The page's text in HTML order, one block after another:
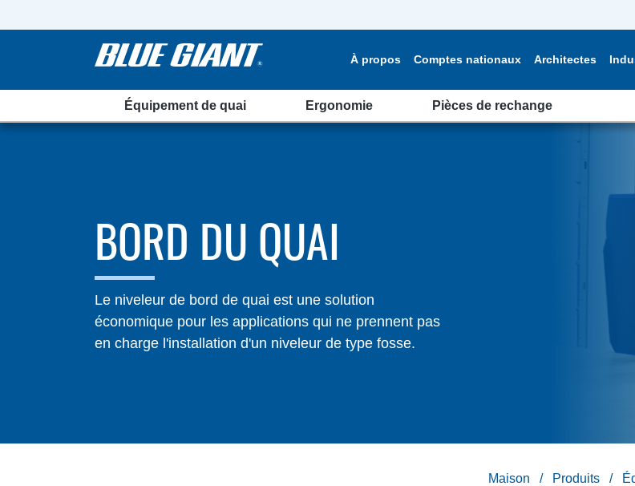
À propos Comptes nationaux Architectes
Équipement de quai Ergonomie Pièces de rechange
BORD DU QUAI
Le niveleur de bord de quai est une solution
économique pour les applications qui ne prennent pas
en charge l'installation d'un niveleur de type fosse.
Maison Produits